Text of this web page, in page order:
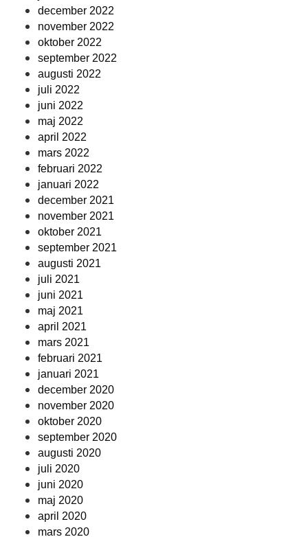
december 2022
november 2022
oktober 2022
september 2022
augusti 2022
juli 2022
juni 2022
maj 2022
april 2022
mars 2022
februari 2022
januari 2022
december 2021
november 2021
oktober 2021
september 2021
augusti 2021
juli 2021
juni 2021
maj 2021
april 2021
mars 2021
februari 2021
januari 2021
december 2020
november 2020
oktober 2020
september 2020
augusti 2020
juli 2020
juni 2020
maj 2020
april 2020
mars 2020